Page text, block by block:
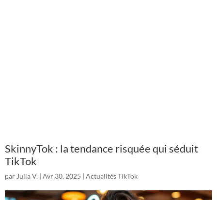
SkinnyTok : la tendance risquée qui séduit
TikTok
par Julia V. | Avr 30, 2025 | Actualités TikTok